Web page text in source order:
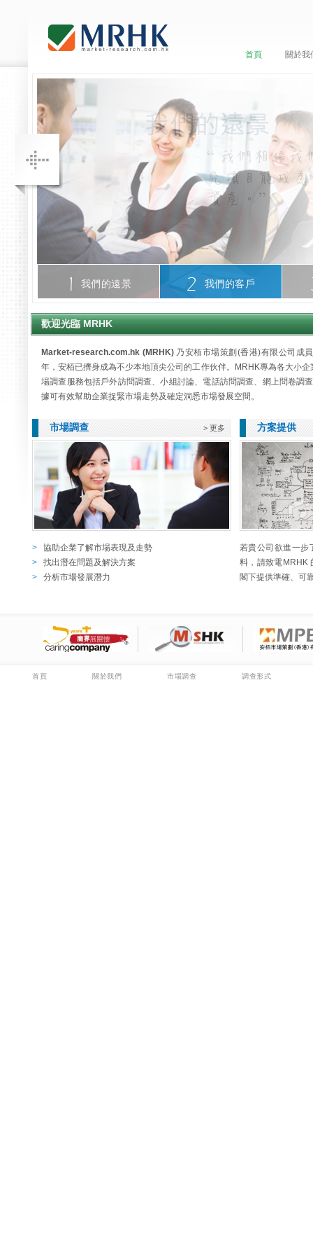
首頁 關於我
我們的遠景 我們的客戶
歡迎光臨 MRHK
Market-research.com.hk (MRHK)乃安栢市場策劃(香港)有限公司成
年，安栢已擠身成為不少本地頂尖公司的工作伙伴。MRHK專為各大小
場調查服務包括戶外訪問調查、小組討論、電話訪問調查、網上問卷調
據可有效幫助企業捉緊市場走勢及確定洞悉市場發展空間。
市場調查 > 更多
> 協助企業了解市場表現及走勢
> 找出潛在問題及解決方案
> 分析市場發展潛力
方案提供
若貴公司欲進一步
料，請致電MRHK
閣下提供準確、可
首頁 關於我們 市場調查 調查形式